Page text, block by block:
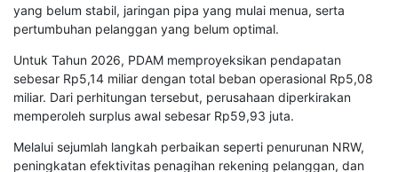
yang belum stabil, jaringan pipa yang mulai menua, serta
pertumbuhan pelanggan yang belum optimal.
Untuk Tahun 2026, PDAM memproyeksikan pendapatan
sebesar Rp5,14 miliar dengan total beban operasional Rp5,08
miliar. Dari perhitungan tersebut, perusahaan diperkirakan
memperoleh surplus awal sebesar Rp59,93 juta.
Melalui sejumlah langkah perbaikan seperti penurunan NRW,
peningkatan efektivitas penagihan rekening pelanggan, dan